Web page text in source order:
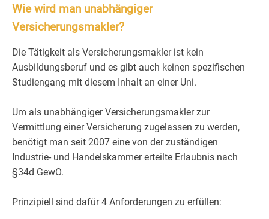
Wie wird man unabhängiger
Versicherungsmakler?
Die Tätigkeit als Versicherungsmakler ist kein
Ausbildungsberuf und es gibt auch keinen spezifischen
Studiengang mit diesem Inhalt an einer Uni.
Um als unabhängiger Versicherungsmakler zur
Vermittlung einer Versicherung zugelassen zu werden,
benötigt man seit 2007 eine von der zuständigen
Industrie- und Handelskammer erteilte Erlaubnis nach
§34d GewO.
Prinzipiell sind dafür 4 Anforderungen zu erfüllen: